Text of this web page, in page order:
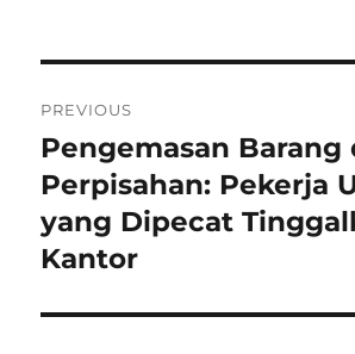
pos
PREVIOUS
Previous
post:
Pengemasan Barang
Perpisahan: Pekerja
yang Dipecat
Kantor